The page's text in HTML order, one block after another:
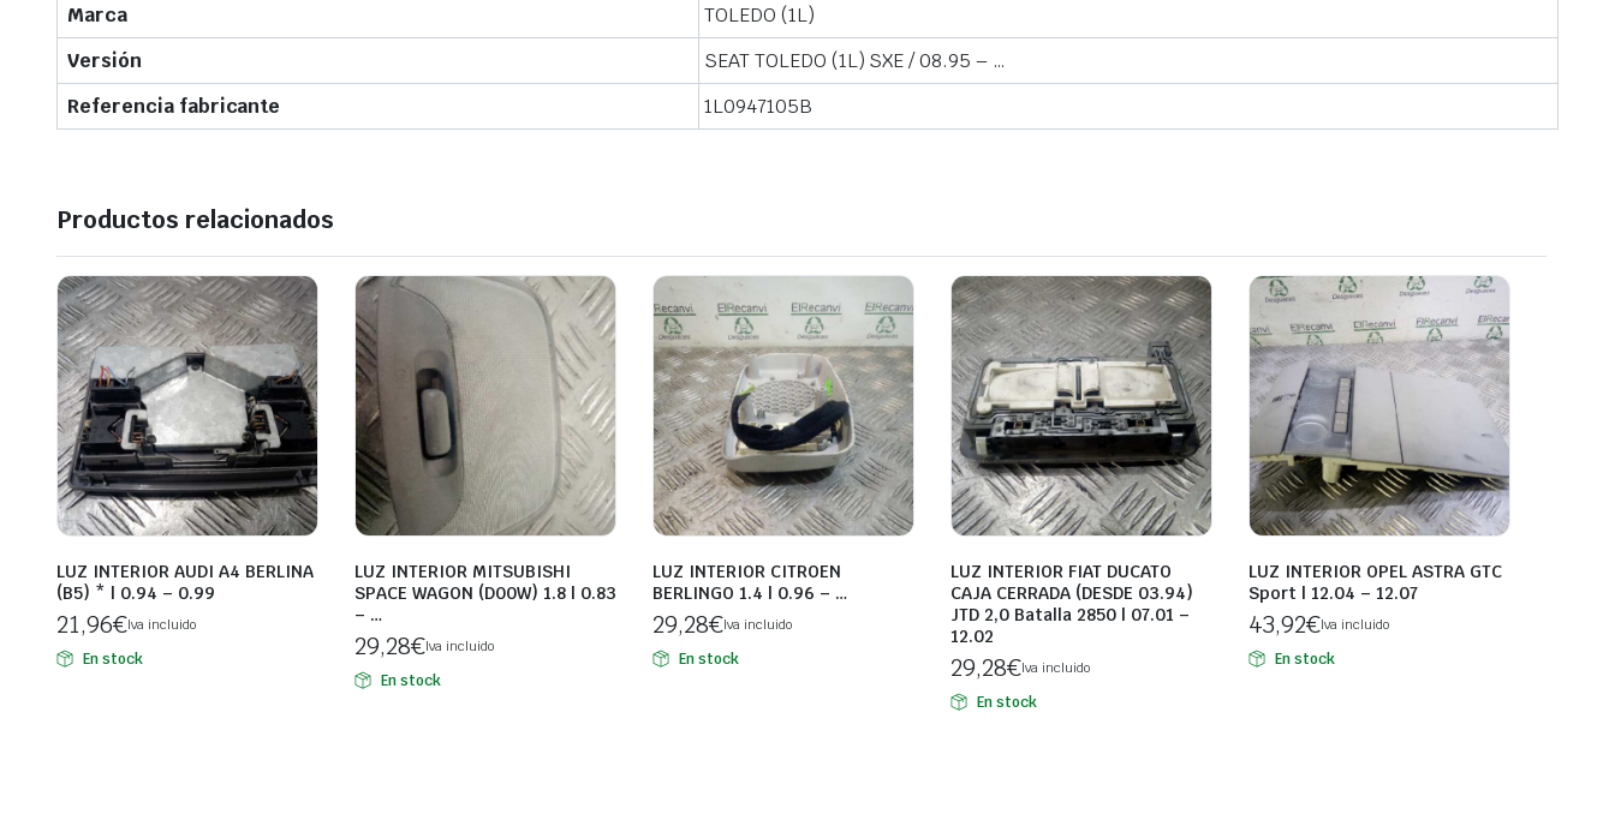
Marca
TOLEDO (1L)
Versión
SEAT TOLEDO (1L) SXE / 08.95 – …
Referencia fabricante
1L0947105B
Productos relacionados
LUZ INTERIOR AUDI A4 BERLINA
(B5) * | 0.94 – 0.99
21,96€Iva incluido
En stock
LUZ INTERIOR MITSUBISHI
SPACE WAGON (D00W) 1.8 | 0.83
– …
29,28€Iva incluido
En stock
LUZ INTERIOR CITROEN
BERLINGO 1.4 | 0.96 – …
29,28€Iva incluido
En stock
LUZ INTERIOR FIAT DUCATO
CAJA CERRADA (DESDE 03.94)
JTD 2,0 Batalla 2850 | 07.01 –
12.02
29,28€Iva incluido
En stock
LUZ INTERIOR OPEL ASTRA GTC
Sport | 12.04 – 12.07
43,92€Iva incluido
En stock